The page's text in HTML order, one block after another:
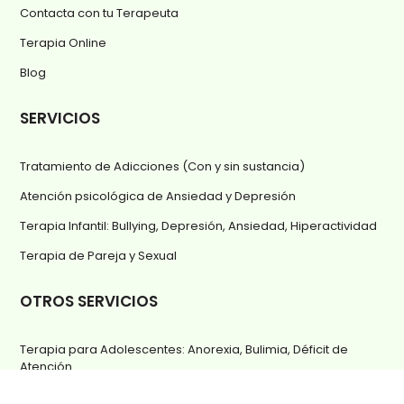
Contacta con tu Terapeuta
Terapia Online
Blog
SERVICIOS
Tratamiento de Adicciones (Con y sin sustancia)
Atención psicológica de Ansiedad y Depresión
Terapia Infantil: Bullying, Depresión, Ansiedad, Hiperactividad
Terapia de Pareja y Sexual
OTROS SERVICIOS
Terapia para Adolescentes: Anorexia, Bulimia, Déficit de
Atención